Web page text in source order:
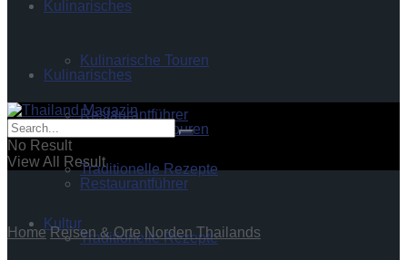
Kulinarisches
Kulinarische Touren
Restaurantführer
Traditionelle Rezepte
Kultur
Kulinarisches
Kulinarische Touren
Restaurantführer
Traditionelle Rezepte
No Result
View All Result
Home Reisen & Orte Norden Thailands